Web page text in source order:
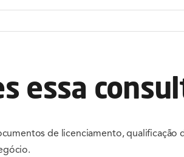
essa
de licenciamento,